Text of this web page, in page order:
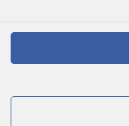
Déclic